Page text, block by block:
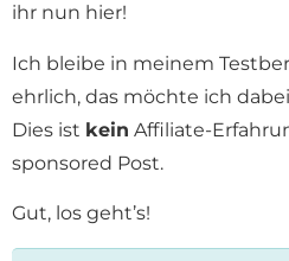
ihr nun hier!
Ich bleibe in meinem
ehrlich, das möchte ich
Dies ist kein Affiliate-
sponsored Post.
Gut, los geht’s!